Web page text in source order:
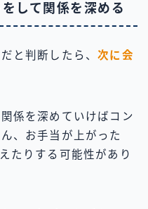
して関係を深める
と判断したら、次に会
係を深めていけばコン
、お手当が上がった
たりする可能性があり